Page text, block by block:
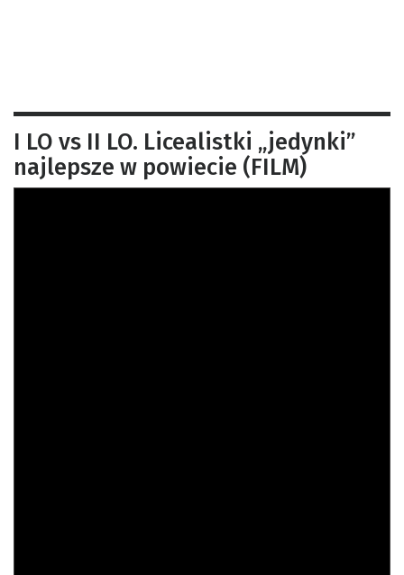
I LO vs II LO. Licealistki „jedynki”
najlepsze w powiecie (FILM)